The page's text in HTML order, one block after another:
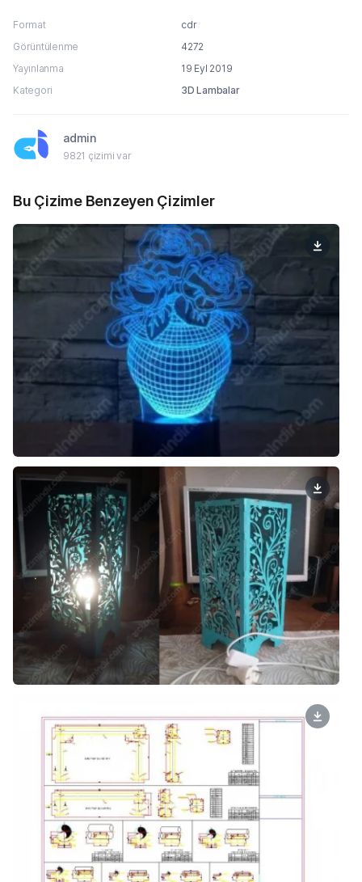
Format
cdr
Görüntülenme
4272
Yayınlanma
19 Eyl 2019
Kategori
3D Lambalar
admin
9821 çizimi var
Bu Çizime Benzeyen Çizimler